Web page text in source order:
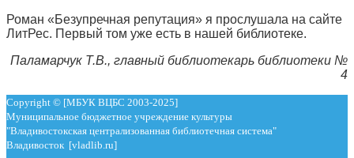
Роман «Безупречная репутация» я прослушала на сайте
ЛитРес. Первый том уже есть в нашей библиотеке.
Паламарчук Т.В., главный библиотекарь библиотеки №
4
Copyright © [МБУК ВЦБС 2003-2025]
Муниципальное бюджетное учреждение культуры
"Владивостокская централизованная библиотечная система"
Владивосток [vladlib.ru]